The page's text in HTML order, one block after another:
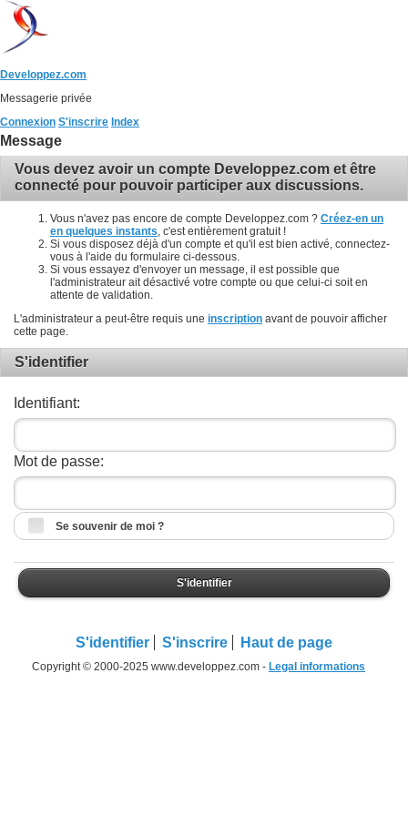
Developpez.com
Messagerie privée
Connexion S'inscrire Index
Message
Vous devez avoir un compte Developpez.com et être
connecté pour pouvoir participer aux discussions.
Vous n'avez pas encore de compte Developpez.com ? Créez-en un
en quelques instants , c'est entièrement gratuit !
Si vous disposez déjà d'un compte et qu'il est bien activé, connectez-
vous à l'aide du formulaire ci-dessous.
Si vous essayez d'envoyer un message, il est possible que
l'administrateur ait désactivé votre compte ou que celui-ci soit en
attente de validation.
L'administrateur a peut-être requis une inscription avant de pouvoir afficher
cette page.
S'identifier
Identifiant:
Mot de passe:
Se souvenir de moi ?
S'identifier
S'identifier S'inscrire Haut de page
Copyright © 2000-2025 www.developpez.com - Legal informations